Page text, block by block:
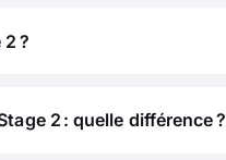
?
2 : quelle différence ?